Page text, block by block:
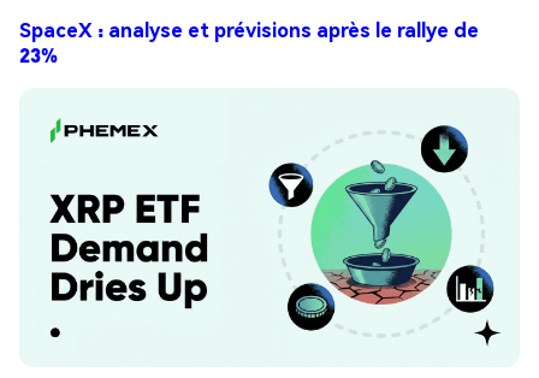
SpaceX : analyse et prévisions après le rallye de
23%